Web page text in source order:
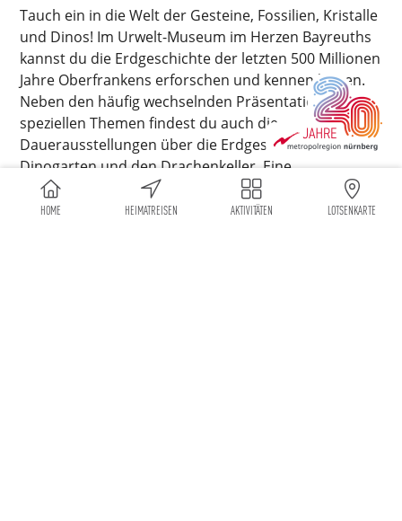
HOME HEIMATREISEN AKTIVITÄTEN LOTSENKARTE
Tauch ein in die Welt der Gesteine, Fossilien, Kristalle
und Dinos! Im Urwelt-Museum im Herzen Bayreuths
kannst du die Erdgeschichte der letzten 500 Millionen
Jahre Oberfrankens erforschen und kennen lernen.
Neben den häufig wechselnden Präsentationen zu
speziellen Themen findest du auch die
Dauerausstellungen über die Erdgeschichte, den
Dinogarten und den Drachenkeller. Eine
Multivisionsshow, Saurierzähne, nachgebaute
Eiszeittiere und sogar richtige Saurier sind zu